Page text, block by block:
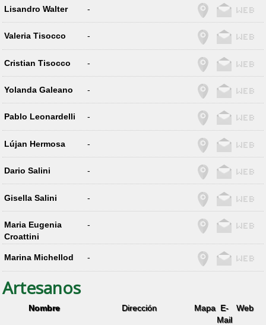
Lisandro Walter -
Valeria Tisocco -
Cristian Tisocco -
Yolanda Galeano -
Pablo Leonardelli -
Lújan Hermosa -
Dario Salini -
Gisella Salini -
Maria Eugenia
Croattini
-
Marina Michellod -
Artesanos
Nombre Dirección Mapa E-
Mail
Web